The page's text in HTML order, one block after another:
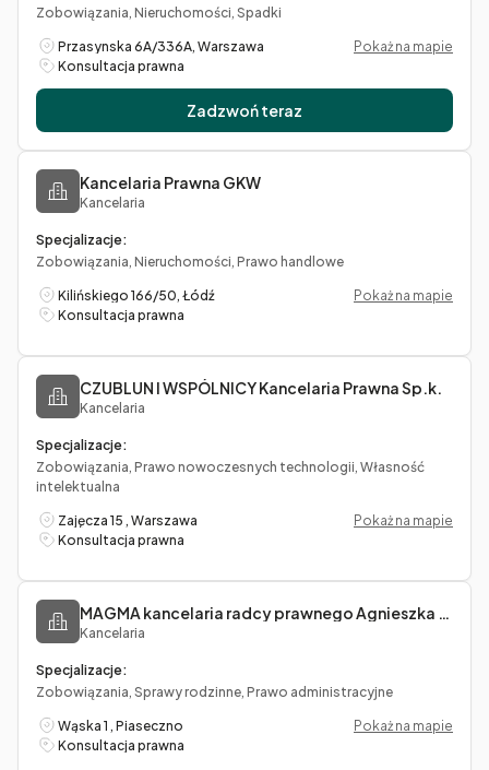
Zobowiązania, Nieruchomości, Spadki
Przasynska 6A/336A, Warszawa
Pokaż na mapie
Konsultacja prawna
Zadzwoń teraz
Kancelaria Prawna GKW
Kancelaria
Specjalizacje:
Zobowiązania, Nieruchomości, Prawo handlowe
Kilińskiego 166/50, Łódź
Pokaż na mapie
Konsultacja prawna
CZUBLUN I WSPÓLNICY Kancelaria Prawna Sp.k.
Kancelaria
Specjalizacje:
Zobowiązania, Prawo nowoczesnych technologii, Własność
intelektualna
Zajęcza 15 , Warszawa
Pokaż na mapie
Konsultacja prawna
Kancelaria
Specjalizacje:
Zobowiązania, Sprawy rodzinne, Prawo administracyjne
Wąska 1 , Piaseczno
Pokaż na mapie
Konsultacja prawna